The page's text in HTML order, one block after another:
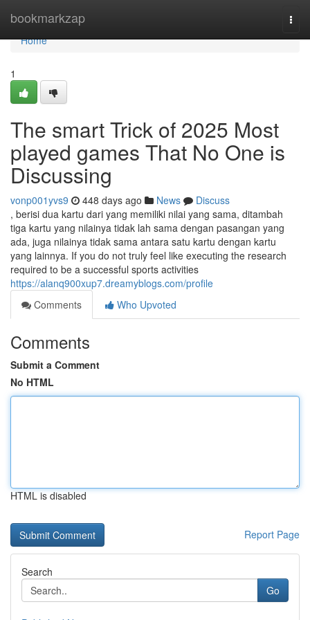
bookmarkzap
Home
Home
1
The smart Trick of 2025 Most
played games That No One is
Discussing
vonp001yvs9 448 days ago News
Discuss
, berisi dua kartu dari yang memiliki nilai yang sama, ditambah
tiga kartu yang nilainya tidak lah sama dengan pasangan yang
ada, juga nilainya tidak sama antara satu kartu dengan kartu
yang lainnya. If you do not truly feel like executing the research
required to be a successful sports activities
https://alanq900xup7.dreamyblogs.com/profile
Comments
Who Upvoted
Comments
Submit a Comment
No HTML
HTML is disabled
Report Page
Search
Go